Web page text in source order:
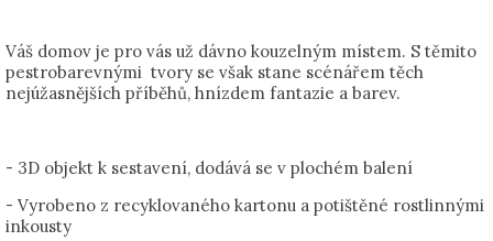
Váš domov je pro vás už dávno kouzelným místem. S těmito
pestrobarevnými tvory se však stane scénářem těch
nejúžasnějších příběhů, hnízdem fantazie a barev.
- 3D objekt k sestavení, dodává se v plochém balení
- Vyrobeno z recyklovaného kartonu a potištěné rostlinnými
inkousty